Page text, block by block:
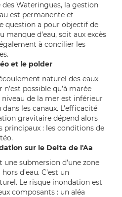
Wateringues, la gestion
est permanente et
question a pour objectif de
manque d’eau, soit aux excès
également à concilier les
et le polder
naturel des eaux
possible qu’à marée
niveau de la mer est inférieur
dans les canaux. L’efficacité
gravitaire dépend alors
principaux : les conditions de
sur le Delta de l'Aa
une submersion d’une zone
d’eau. C’est un
Le risque inondation est
composants : un aléa